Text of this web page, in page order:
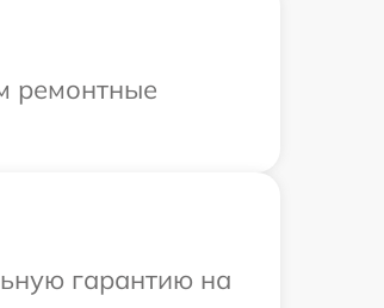
ремонтные
гарантию на